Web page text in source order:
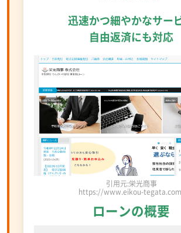
迅速かつ細やかなサー
自由返済にも対応
引用元:栄光商事
https://www.eikou-
ローンの概要